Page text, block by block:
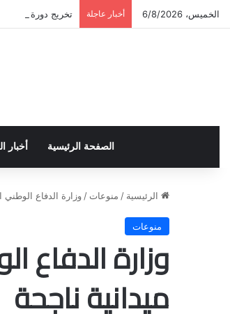
الخميس، 6/8/2026 أخبار عاجلة تخريج دورة إعداد
الصفحة الرئيسية أخبار
الرئيسية / منوعات / وزارة الدفاع الوطني
منوعات
وزارة الدفاع
ميدانية ناجحة